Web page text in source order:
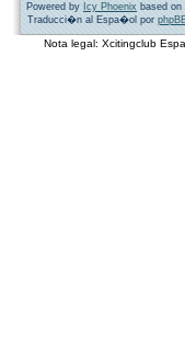
Powered by Icy Phoenix based on
Traducci�n al Espa�ol por
Nota legal: Xcitingclub